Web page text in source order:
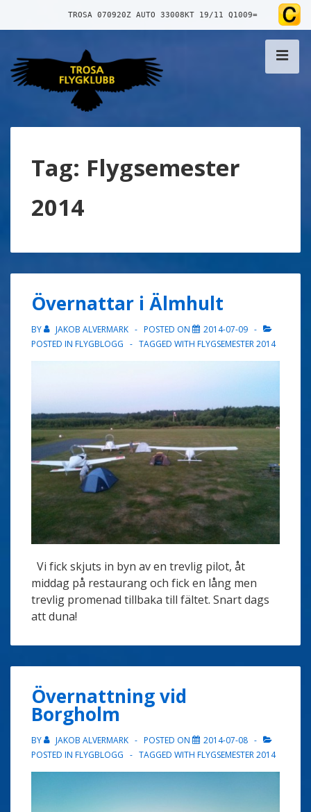
Main
Content
TROSA 070920Z AUTO 33008KT 19/11 Q1009=
Navigation
Tag: Flygsemester
2014
Övernattar i Älmhult
BY JAKOB ALVERMARK POSTED ON
2014-07-09
POSTED IN FLYGBLOGG TAGGED WITH FLYGSEMESTER 2014
Vi fick skjuts in byn av en trevlig pilot, åt
middag på restaurang och fick en lång men
trevlig promenad tillbaka till fältet. Snart dags
att duna!
Övernattning vid
Borgholm
BY JAKOB ALVERMARK POSTED ON
2014-07-08
POSTED IN FLYGBLOGG TAGGED WITH FLYGSEMESTER 2014